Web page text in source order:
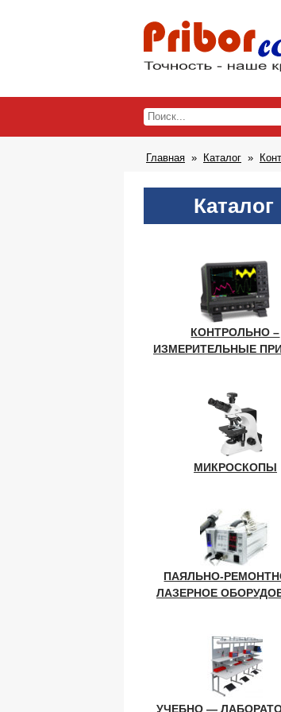
Главная Каталог
Каталог
КОНТРОЛЬНО –
ИЗМЕРИТЕЛЬНЫЕ
МИКРОСКОПЫ
ПАЯЛЬНО-
ЛАЗЕРНОЕ
УЧЕБНО —